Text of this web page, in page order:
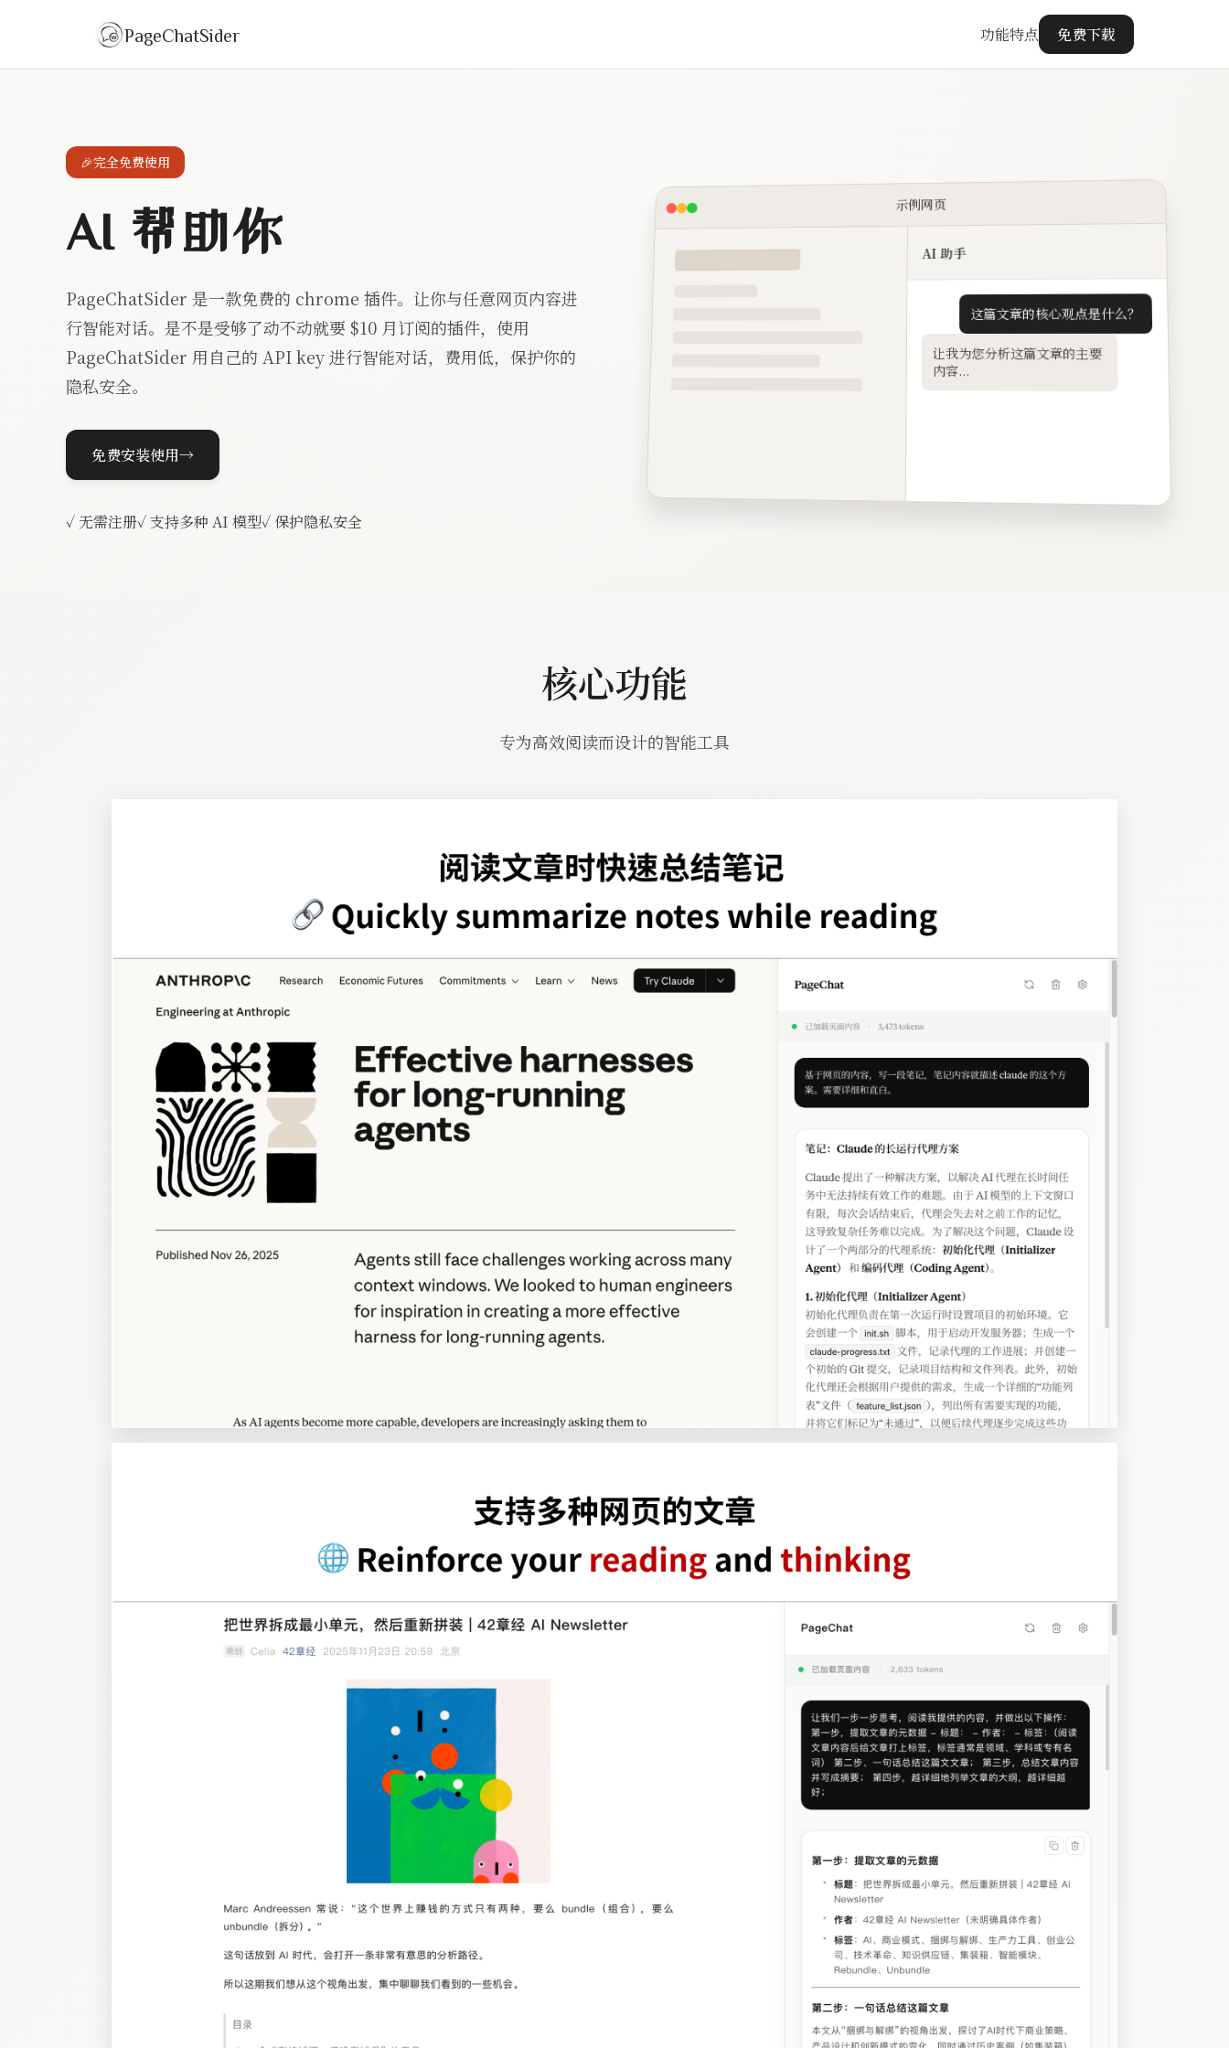
PageChatSider 功能特点 免费下载
🎉完全免费使用
AI 帮助你
PageChatSider 是一款免费的 chrome 插件。让你与任意网页内容进
行智能对话。是不是受够了动不动就要 $10 月订阅的插件，使用
PageChatSider 用自己的 API key 进行智能对话，费用低，保护你的
隐私安全。
免费安装使用→
✓ 无需注册✓支持多种 AI 模型✓ 保护隐私安全
示例网页
AI 助手
这篇文章的核心观点是什么？
让我为您分析这篇文章的主要
内容...
核心功能
专为高效阅读而设计的智能工具